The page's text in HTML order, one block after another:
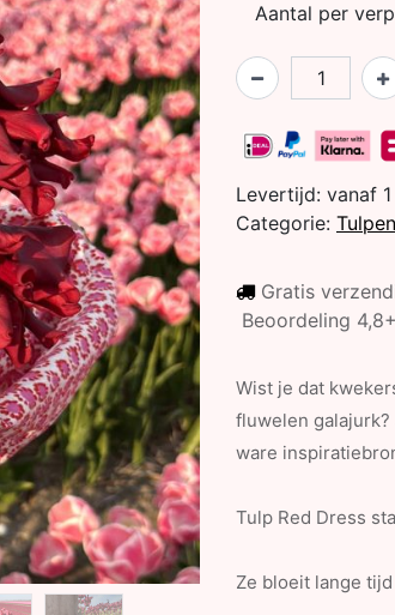
Aantal per
Levertijd: vanaf
Categorie:
Gratis
Beoordeling 4,8+
Wist je dat
fluwelen
ware
Tulp Red Dress
Ze bloeit lange